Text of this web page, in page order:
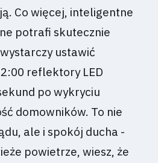
Co więcej, inteligentne
potrafi skutecznie
ustawić
reflektory LED
po wykryciu
domowników. To nie
ale i spokój ducha -
powietrze, wiesz, że